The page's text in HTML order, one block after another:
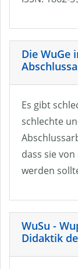
Die WuGe
Es gibt
schlechte
dass sie
werden
WuSu -
Didaktik